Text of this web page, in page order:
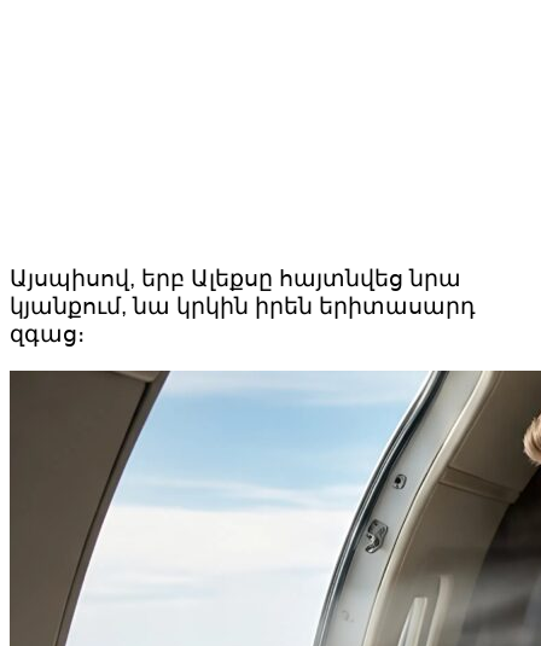
Այսպիսով, երբ Ալեքսը հայտնվեց նրա
կյանքում, նա կրկին իրեն երիտասարդ
զգաց։